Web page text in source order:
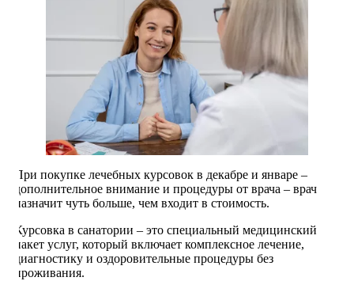
При покупке лечебных курсовок в декабре и январе –
дополнительное внимание и процедуры от врача – врач
назначит чуть больше, чем входит в стоимость.
Курсовка в санатории – это специальный медицинский
пакет услуг, который включает комплексное лечение,
диагностику и оздоровительные процедуры без
проживания.